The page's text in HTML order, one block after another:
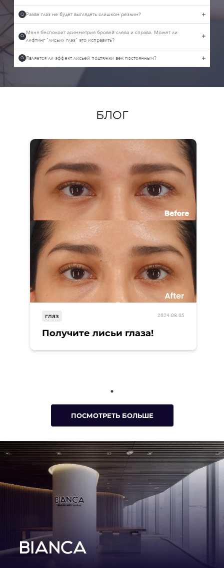
Q Разве глаз не будет выглядеть слишком резким?
Q Меня беспокоит асимметрия бровей слева и справа. Может ли
лифтинг "лисьих глаз" это исправить?
Q Является ли эффект лисьей подтяжки век постоянным?
БЛОГ
глаз 2024.08.05
Получите лисьи глаза!
ПОСМОТРЕТЬ БОЛЬШЕ